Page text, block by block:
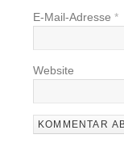
E-Mail-Adresse *
Website